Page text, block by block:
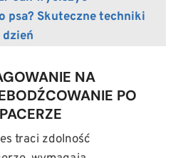
psa? Skuteczne techniki
NA
PO
traci zdolność